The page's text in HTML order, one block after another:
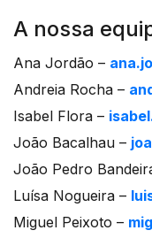
A nossa
Ana Jordão –
Andreia Rocha –
Isabel Flora –
João Bacalhau –
João Pedro
Luísa Nogueira –
Miguel Peixoto –